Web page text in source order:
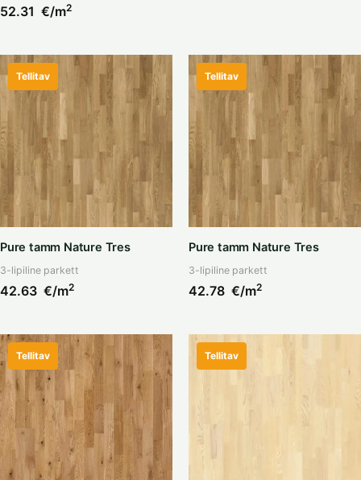
52.31 €/m2
Tellitav
Pure tamm Nature Tres
3-lipiline parkett
42.63 €/m2
Tellitav
Pure tamm Nature Tres
3-lipiline parkett
42.78 €/m2
Tellitav Tellitav